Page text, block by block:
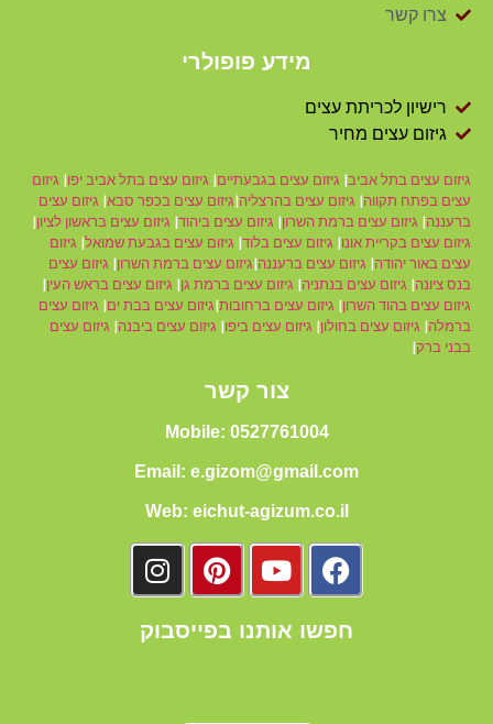
צרו קשר
מידע פופולרי
רישיון לכריתת עצים
גיזום עצים מחיר
גיזום עצים בתל אביב| גיזום עצים בגבעתיים| גיזום עצים בתל אביב יפו| גיזום
עצים בפתח תקווה| גיזום עצים בהרצליה|גיזום עצים בכפר סבא| גיזום עצים
ברעננה| גיזום עצים ברמת השרון| גיזום עצים ביהוד| גיזום עצים בראשון לציון|
גיזום עצים בקריית אונו| גיזום עצים בלוד| גיזום עצים בגבעת שמואל| גיזום
עצים באור יהודה| גיזום עצים ברעננה|גיזום עצים ברמת השרון| גיזום עצים
בנס ציונה| גיזום עצים בנתניה| גיזום עצים ברמת גן| גיזום עצים בראש העין|
גיזום עצים בהוד השרון| גיזום עצים ברחובות|גיזום עצים בבת ים| גיזום עצים
ברמלה| גיזום עצים בחולון| גיזום עצים ביפו| גיזום עצים ביבנה| גיזום עצים
בבני ברק|
צור קשר
Mobile: 0527761004
Email: e.gizom@gmail.com
Web: eichut-agizum.co.il
חפשו אותנו בפייסבוק